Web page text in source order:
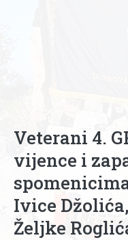
Veterani 4.
vijence i
Ivice
Željke